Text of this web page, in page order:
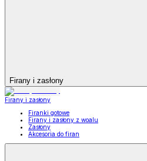
Firany i zasłony
Firany i zasłony
Firanki gotowe
Firany i zasłony z woalu
Zasłony
Akcesoria do firan